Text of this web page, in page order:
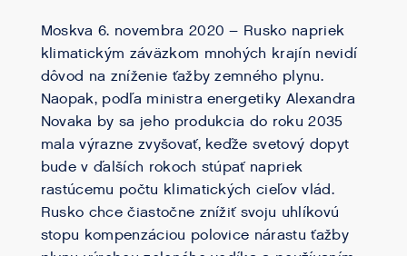
Moskva 6. novembra 2020 – Rusko napriek
klimatickým záväzkom mnohých krajín nevidí
dôvod na zníženie ťažby zemného plynu.
Naopak, podľa ministra energetiky Alexandra
Novaka by sa jeho produkcia do roku 2035
mala výrazne zvyšovať, keďže svetový dopyt
bude v ďalších rokoch stúpať napriek
rastúcemu počtu klimatických cieľov vlád.
Rusko chce čiastočne znížiť svoju uhlíkovú
stopu kompenzáciou polovice nárastu ťažby